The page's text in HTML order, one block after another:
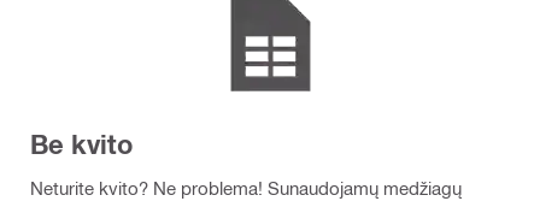
Be kvito
Neturite kvito? Ne problema! Sunaudojamų medžiagų